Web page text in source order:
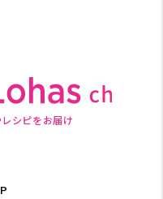
シピをお届け